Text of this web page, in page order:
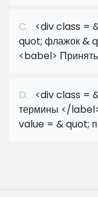
C. <div class =
quot; флажок &
<babel>
D. <div class =
термины </
value = & quot;